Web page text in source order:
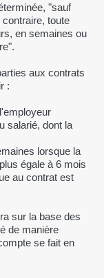
"sauf
toute
en semaines ou
aux contrats
:
salarié, dont la
lorsque la
égale à 6 mois
au contrat est
sur la base des
de manière
se fait en